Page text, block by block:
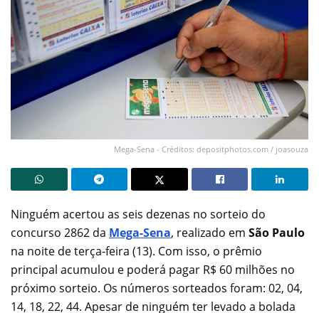
Mega-Sena - Créditos: depositphotos.com / joasouza
Ninguém acertou as seis dezenas no sorteio do
concurso 2862 da Mega-Sena, realizado em São Paulo
na noite de terça-feira (13). Com isso, o prêmio
principal acumulou e poderá pagar R$ 60 milhões no
próximo sorteio. Os números sorteados foram: 02, 04,
14, 18, 22, 44. Apesar de ninguém ter levado a bolada